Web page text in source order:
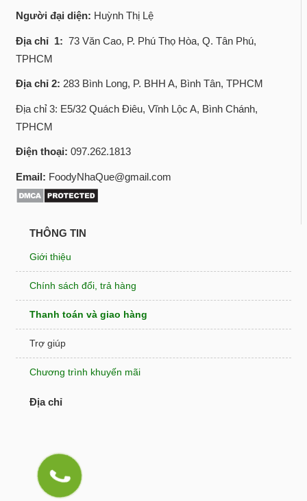
Người đại diện: Huỳnh Thị Lệ
Địa chỉ 1: 73 Văn Cao, P. Phú Thọ Hòa, Q. Tân Phú,
TPHCM
Địa chỉ 2: 283 Bình Long, P. BHH A, Bình Tân, TPHCM
Địa chỉ 3: E5/32 Quách Điêu, Vĩnh Lộc A, Bình Chánh,
TPHCM
Điện thoại: 097.262.1813
Email: FoodyNhaQue@gmail.com
THÔNG TIN
Giới thiệu
Chính sách đổi, trả hàng
Thanh toán và giao hàng
Trợ giúp
Chương trình khuyến mãi
Địa chỉ